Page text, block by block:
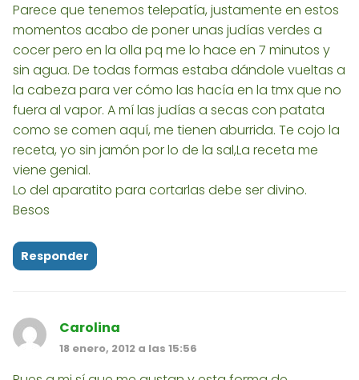
Parece que tenemos telepatía, justamente en estos
momentos acabo de poner unas judías verdes a
cocer pero en la olla pq me lo hace en 7 minutos y
sin agua. De todas formas estaba dándole vueltas a
la cabeza para ver cómo las hacía en la tmx que no
fuera al vapor. A mí las judías a secas con patata
como se comen aquí, me tienen aburrida. Te cojo la
receta, yo sin jamón por lo de la sal,La receta me
viene genial.
Lo del aparatito para cortarlas debe ser divino.
Besos
Responder
Carolina
18 enero, 2012 a las 15:56